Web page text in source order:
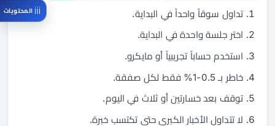
تداول سوقاً واحداً في البداية.
اختر جلسة واحدة في البداية.
استخدم حساباً تجريبياً أو مايكرو.
خاطر بـ 0.5-1% فقط لكل صفقة.
توقف بعد خسارتين أو ثلاث في اليوم.
لا تتداول الأخبار الكبرى حتى تكتسب خبرة.
المحتويات